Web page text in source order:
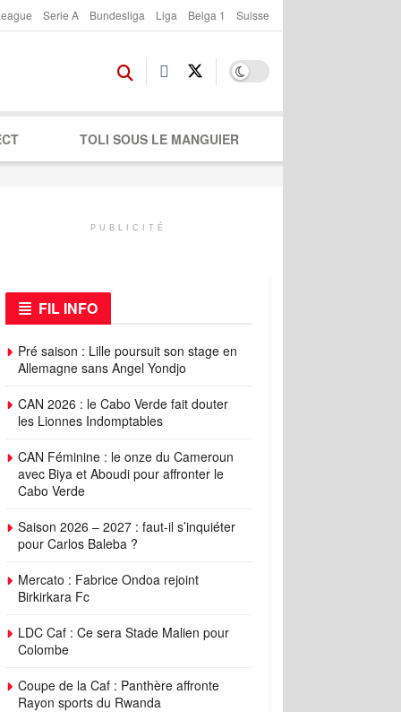
Serie A Bundesliga Liga Belga 1 Suisse
TOLI SOUS LE MANGUIER
PUBLICITÉ
FIL INFO
Pré saison : Lille poursuit son stage en
Allemagne sans Angel Yondjo
CAN 2026 : le Cabo Verde fait douter
les Lionnes Indomptables
CAN Féminine : le onze du Cameroun
avec Biya et Aboudi pour affronter le
Cabo Verde
Saison 2026 – 2027 : faut-il s’inquiéter
pour Carlos Baleba ?
Mercato : Fabrice Ondoa rejoint
Birkirkara Fc
LDC Caf : Ce sera Stade Malien pour
Colombe
Coupe de la Caf : Panthère affronte
Rayon sports du Rwanda